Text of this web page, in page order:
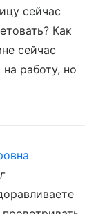
сейчас
Как
сейчас
работу, но